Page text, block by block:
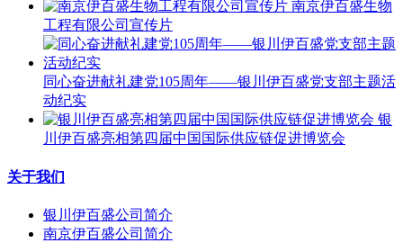
南京伊百盛生物
工程有限公司宣传片
同心奋进献礼建党105周年——银川伊百盛党支部主题活
动纪实
银
川伊百盛亮相第四届中国国际供应链促进博览会
关于我们
银川伊百盛公司简介
南京伊百盛公司简介